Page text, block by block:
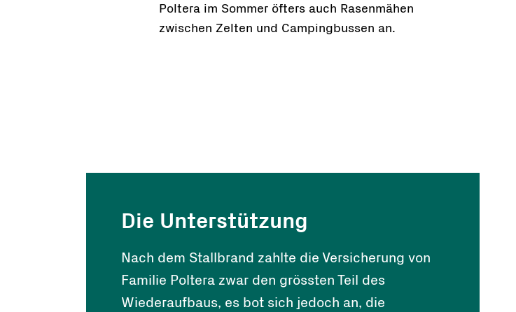
Poltera im Sommer öfters auch Rasenmähen
zwischen Zelten und Campingbussen an.
Die Unterstützung
Nach dem Stallbrand zahlte die Versicherung von
Familie Poltera zwar den grössten Teil des
Wiederaufbaus, es bot sich jedoch an, die